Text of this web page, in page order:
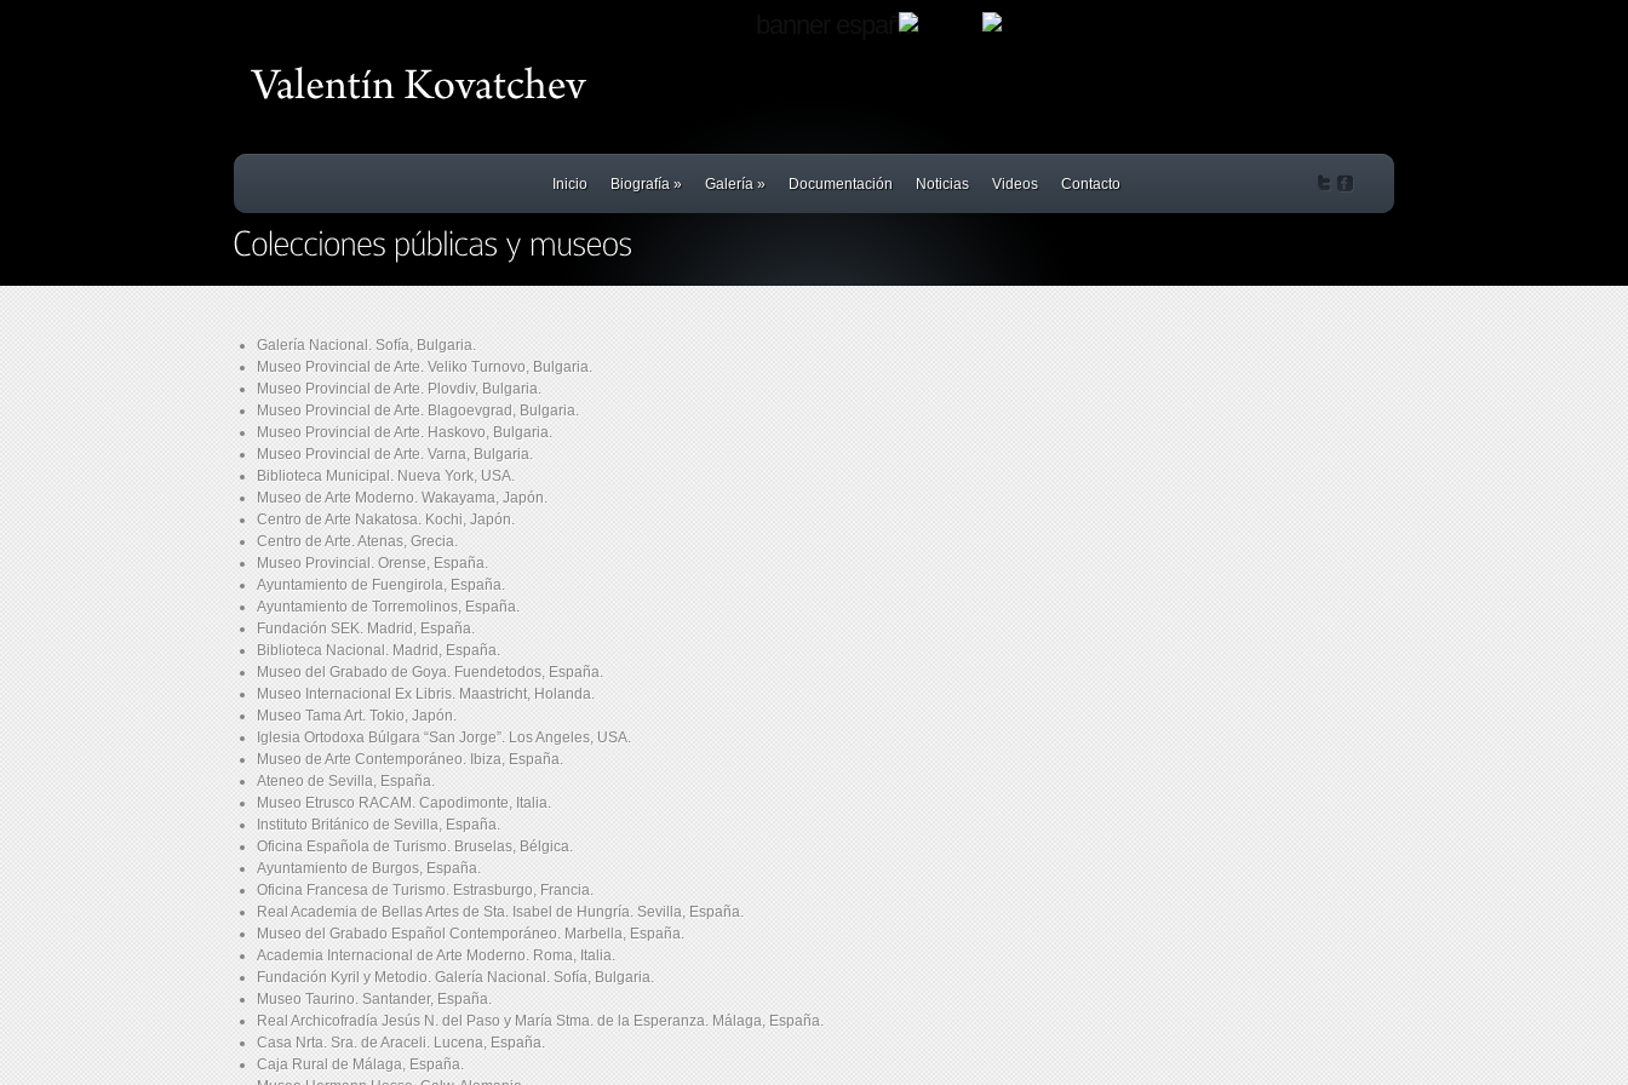
banner español
Inicio Biografía » Galería » Documentación Noticias Videos Contacto
Galería Nacional. Sofía, Bulgaria.
Museo Provincial de Arte. Veliko Turnovo, Bulgaria.
Museo Provincial de Arte. Plovdiv, Bulgaria.
Museo Provincial de Arte. Blagoevgrad, Bulgaria.
Museo Provincial de Arte. Haskovo, Bulgaria.
Museo Provincial de Arte. Varna, Bulgaria.
Biblioteca Municipal. Nueva York, USA.
Museo de Arte Moderno. Wakayama, Japón.
Centro de Arte Nakatosa. Kochi, Japón.
Centro de Arte. Atenas, Grecia.
Museo Provincial. Orense, España.
Ayuntamiento de Fuengirola, España.
Ayuntamiento de Torremolinos, España.
Fundación SEK. Madrid, España.
Biblioteca Nacional. Madrid, España.
Museo del Grabado de Goya. Fuendetodos, España.
Museo Internacional Ex Libris. Maastricht, Holanda.
Museo Tama Art. Tokio, Japón.
Iglesia Ortodoxa Búlgara “San Jorge”. Los Angeles, USA.
Museo de Arte Contemporáneo. Ibiza, España.
Ateneo de Sevilla, España.
Museo Etrusco RACAM. Capodimonte, Italia.
Instituto Británico de Sevilla, España.
Oficina Española de Turismo. Bruselas, Bélgica.
Ayuntamiento de Burgos, España.
Oficina Francesa de Turismo. Estrasburgo, Francia.
Real Academia de Bellas Artes de Sta. Isabel de Hungría. Sevilla, España.
Museo del Grabado Español Contemporáneo. Marbella, España.
Academia Internacional de Arte Moderno. Roma, Italia.
Fundación Kyril y Metodio. Galería Nacional. Sofía, Bulgaria.
Museo Taurino. Santander, España.
Real Archicofradía Jesús N. del Paso y María Stma. de la Esperanza. Málaga, España.
Casa Nrta. Sra. de Araceli. Lucena, España.
Caja Rural de Málaga, España.